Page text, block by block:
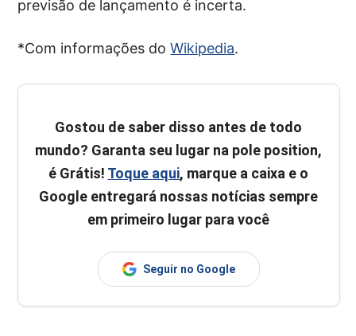
previsão de lançamento é incerta.
*Com informações doWikipedia.
Gostou de saber disso antes de todo
mundo? Garanta seu lugar na pole position,
é Grátis! Toque aqui, marque a caixa e o
Google entregará nossas notícias sempre
em primeiro lugar para você
Seguir no Google